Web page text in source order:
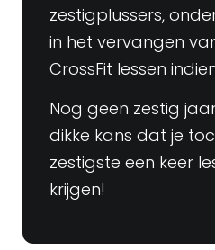
zestigplussers,
in het vervangen
CrossFit lessen
Nog geen zestig
dikke kans dat je
zestigste een keer
krijgen!